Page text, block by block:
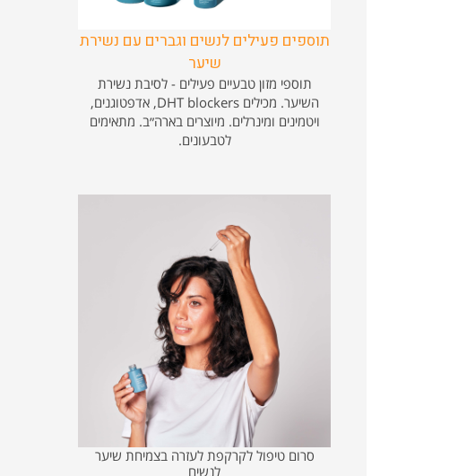
תוספים פעילים לנשים וגברים עם נשירת
שיער
תוספי מזון טבעיים פעילים - לסיבת נשירת
השיער. מכילים DHT blockers, אדפטוגנים,
ויטמינים ומינרלים. מיוצרים בארה״ב. מתאימים
לטבעונים.
סרום טיפול לקרקפת לעזרה בצמיחת שיער
לנשים